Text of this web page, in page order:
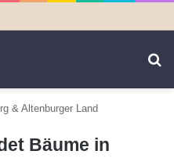
& Altenburger Land
Bäume in